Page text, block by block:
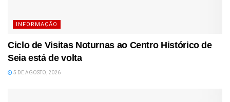
INFORMAÇÃO
Ciclo de Visitas Noturnas ao Centro Histórico de
Seia está de volta
5 DE AGOSTO, 2026